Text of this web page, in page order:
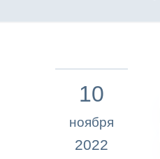
10
ноября
2022